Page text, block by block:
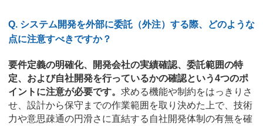
Q. システム開発を外部に委託（外注）する際、どのような
点に注意すべきですか？
要件定義の明確化、開発会社の実績確認、委託範囲の特
定、および自社開発を行っているかの確認という4つのポ
イントに注意が必要です。 求める機能や制約をはっきりさ
せ、設計から保守までの作業範囲を取り決めた上で、技術
力や意思疎通の円滑さに直結する自社開発体制の有無を確